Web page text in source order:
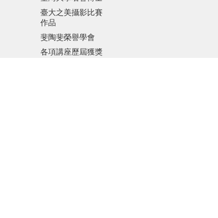
臺大之美攝影比賽
作品
斐陶斐榮譽學會
各項講座歷屆獲獎